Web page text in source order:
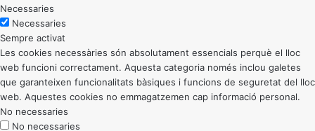
Necessaries
Necessaries
Sempre activat
Les cookies necessàries són absolutament essencials perquè el lloc
web funcioni correctament. Aquesta categoria només inclou galetes
que garanteixen funcionalitats bàsiques i funcions de seguretat del lloc
web. Aquestes cookies no emmagatzemen cap informació personal.
No necessaries
No necessaries